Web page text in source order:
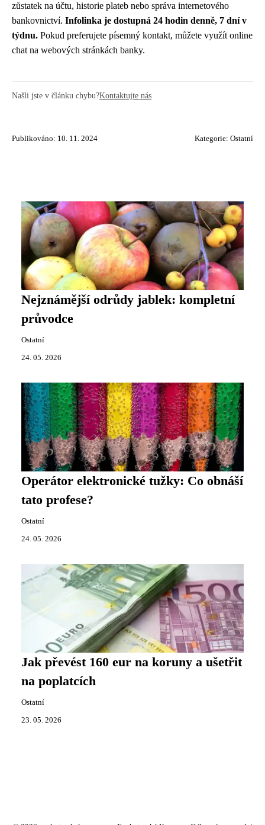
zůstatek na účtu, historie plateb nebo správa internetového
bankovnictví. Infolinka je dostupná 24 hodin denně, 7 dní v
týdnu. Pokud preferujete písemný kontakt, můžete využít online
chat na webových stránkách banky.
Našli jste v článku chybu?Kontaktujte nás
Publikováno: 10. 11. 2024 Kategorie: Ostatní
Nejznámější odrůdy jablek: kompletní
průvodce
Ostatní
24. 05. 2026
Operátor elektronické tužky: Co obnáší
tato profese?
Ostatní
24. 05. 2026
Jak převést 160 eur na koruny a ušetřit
na poplatcích
Ostatní
23. 05. 2026